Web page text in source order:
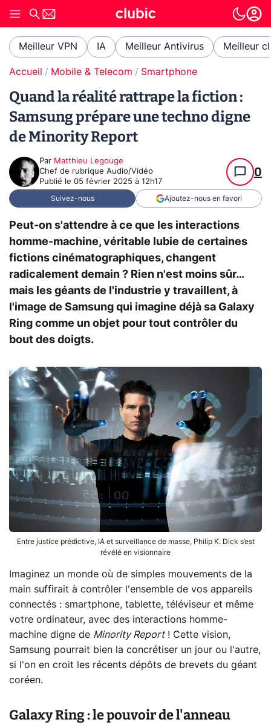
Meilleur VPN IA Meilleur Antivirus Meilleur
Accueil Mobile & Telecom Smartphone
Quand la réalité rattrape la fiction :
Samsung prépare une techno digne
de Minority Report
Par Matthieu Legouge
Chef de rubrique Audio/Vidéo
Publié le 05 février 2025 à 12h17
0
Suivez-nous Ajoutez-nous en favori
Peut-on s'attendre à ce que les interactions
homme-machine, véritable lubie de certaines
fictions cinématographiques, changent
radicalement demain ? Rien n'est moins sûr…
mais les géants de l'industrie y travaillent, à
l'image de Samsung qui imagine déjà sa Galaxy
Ring comme un objet pour tout contrôler du
bout des doigts.
Entre justice prédictive, IA et surveillance de masse, Philip K. Dick s’est
révélé en visionnaire
Imaginez un monde où de simples mouvements de la
main suffirait à contrôler l'ensemble de vos appareils
connectés : smartphone, tablette, téléviseur et même
votre ordinateur, avec des interactions homme-
machine digne de Minority Report! Cette vision,
Samsung pourrait bien la concrétiser un jour ou l'autre,
si l'on en croit les récents dépôts de brevets du géant
coréen.
Galaxy Ring : le pouvoir de l'anneau